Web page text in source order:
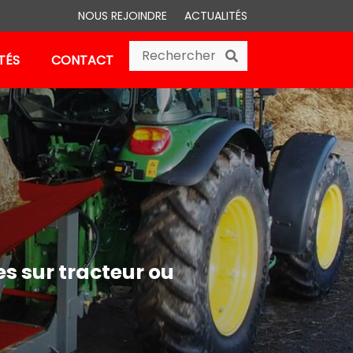
NOUS REJOINDRE ACTUALITÉS
CONTACT
surtracteurou